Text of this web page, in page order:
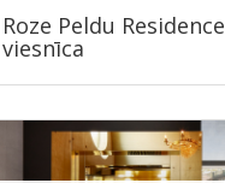
Roze Peldu Residence
viesnīca